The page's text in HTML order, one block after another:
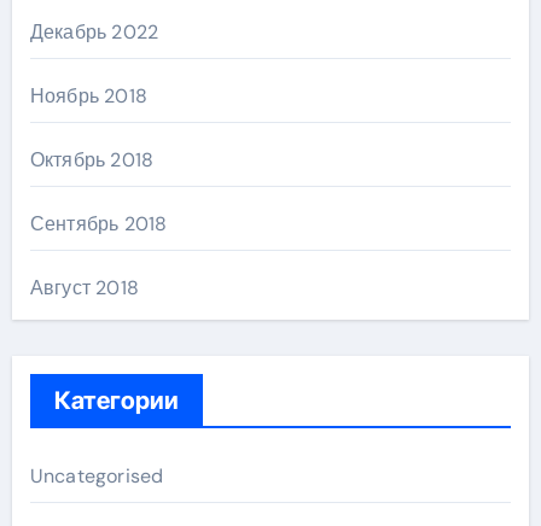
Декабрь 2022
Ноябрь 2018
Октябрь 2018
Сентябрь 2018
Август 2018
Категории
Uncategorised